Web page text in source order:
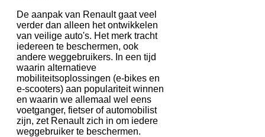
De aanpak van Renault gaat veel
verder dan alleen het ontwikkelen
van veilige auto's. Het merk tracht
iedereen te beschermen, ook
andere weggebruikers. In een tijd
waarin alternatieve
mobiliteitsoplossingen (e-bikes en
e-scooters) aan populariteit winnen
en waarin we allemaal wel eens
voetganger, fietser of automobilist
zijn, zet Renault zich in om iedere
weggebruiker te beschermen.